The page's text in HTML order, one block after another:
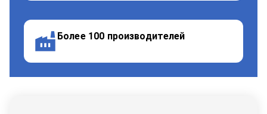
Более 100 производителей